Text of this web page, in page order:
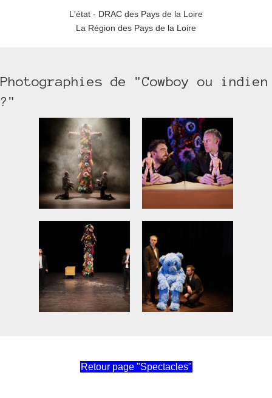
L'état - DRAC des Pays de la Loire
La Région des Pays de la Loire
Photographies de "Cowboy ou indien
?"
Retour page "Spectacles"